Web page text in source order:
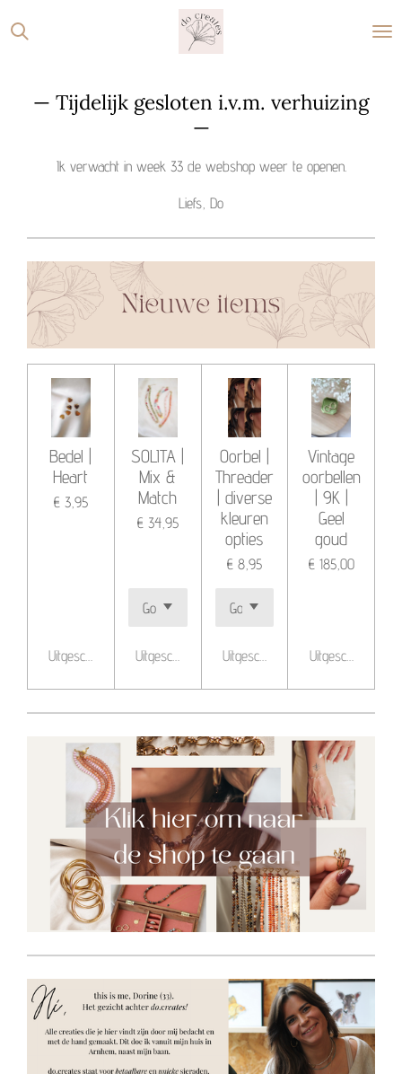
Ga
direct
hoofdinhoud
— Tijdelijk gesloten i.v.m. verhuizing
—
Ik verwacht in week 33 de webshop weer te openen.
Liefs, Do
Bedel |
Heart
€ 3,95
Uitgeschakeld
SOLITA |
Mix &
Match
€ 34,95
Uitgeschakeld
Oorbel |
Threader
| diverse
kleuren
opties
€ 8,95
Uitgeschakeld
Vintage
oorbellen
| 9K |
Geel
goud
€ 185,00
Uitgeschakeld